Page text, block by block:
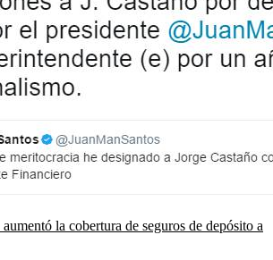
la cobertura de seguros de depósito a